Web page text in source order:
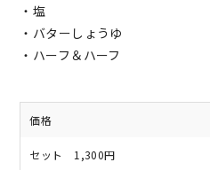
・塩
・バターしょうゆ
・ハーフ＆ハーフ
価格
セット 1,300円